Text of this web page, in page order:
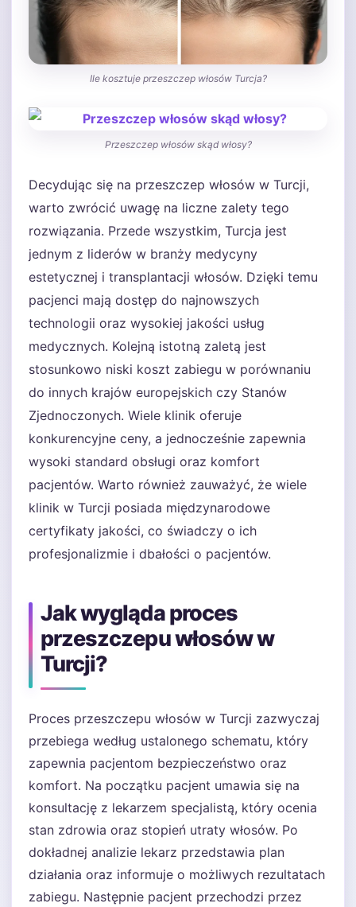
Ile kosztuje przeszczep włosów Turcja?
Przeszczep włosów skąd włosy?
Decydując się na przeszczep włosów w Turcji,
warto zwrócić uwagę na liczne zalety tego
rozwiązania. Przede wszystkim, Turcja jest
jednym z liderów w branży medycyny
estetycznej i transplantacji włosów. Dzięki temu
pacjenci mają dostęp do najnowszych
technologii oraz wysokiej jakości usług
medycznych. Kolejną istotną zaletą jest
stosunkowo niski koszt zabiegu w porównaniu
do innych krajów europejskich czy Stanów
Zjednoczonych. Wiele klinik oferuje
konkurencyjne ceny, a jednocześnie zapewnia
wysoki standard obsługi oraz komfort
pacjentów. Warto również zauważyć, że wiele
klinik w Turcji posiada międzynarodowe
certyfikaty jakości, co świadczy o ich
profesjonalizmie i dbałości o pacjentów.
Jak wygląda proces
przeszczepu włosów w
Turcji?
Proces przeszczepu włosów w Turcji zazwyczaj
przebiega według ustalonego schematu, który
zapewnia pacjentom bezpieczeństwo oraz
komfort. Na początku pacjent umawia się na
konsultację z lekarzem specjalistą, który ocenia
stan zdrowia oraz stopień utraty włosów. Po
dokładnej analizie lekarz przedstawia plan
działania oraz informuje o możliwych rezultatach
zabiegu. Następnie pacjent przechodzi przez